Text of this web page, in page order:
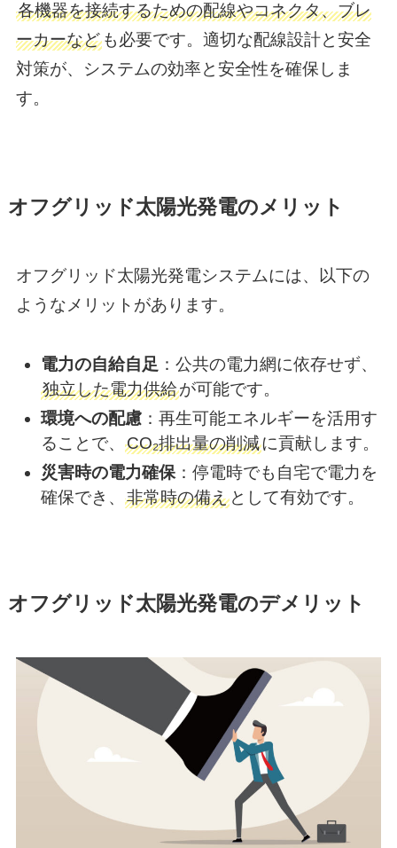
各機器を接続するための配線やコネクタ、ブレ
ーカーなども必要です。​適切な配線設計と安全
対策が、システムの効率と安全性を確保しま
す。
オフグリッド太陽光発電のメリット
オフグリッド太陽光発電システムには、以下の
ようなメリットがあります。
電力の自給自足 ：​公共の電力網に依存せず、
独立した電力供給が可能です。
環境への配慮 ：​再生可能エネルギーを活用す
ることで、CO₂排出量の削減に貢献します。​
災害時の電力確保 ：​停電時でも自宅で電力を
確保でき、非常時の備え として有効です。​
オフグリッド太陽光発電のデメリット